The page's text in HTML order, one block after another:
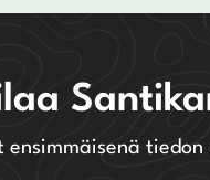
ensimmäisenä